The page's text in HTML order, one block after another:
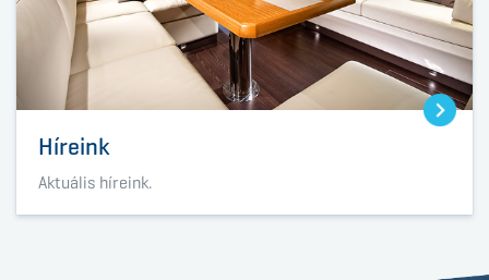
Híreink
Aktuális híreink.